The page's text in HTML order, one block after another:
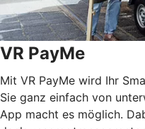
VR PayMe
Mit VR PayMe wird Ihr
Sie ganz einfach von
App macht es möglich.